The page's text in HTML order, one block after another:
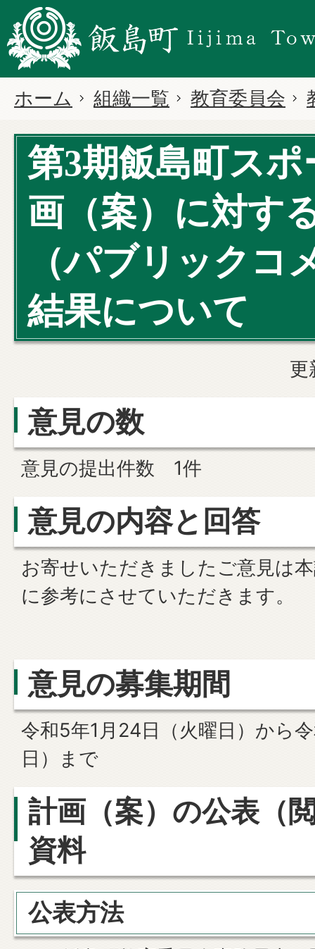
ホーム 組織一覧 教育委員会
第3期飯島町ス
画（案）に対す
（パブリックコ
結果について
更
意見の数
意見の提出件数 1件
意見の内容と回答
お寄せいただきましたご意見は
に参考にさせていただきます。
意見の募集期間
令和5年1月24日（火曜日）から
日）まで
計画（案）の公表（
資料
公表方法